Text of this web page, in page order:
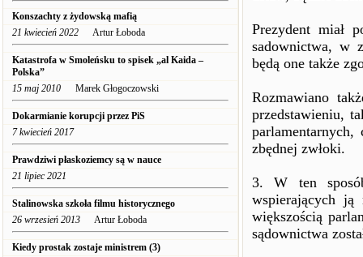
Konszachty z żydowską mafią
21 kwiecień 2022 Artur Łoboda
Katastrofa w Smoleńsku to spisek „al Kaida –
Polska”
15 maj 2010 Marek Głogoczowski
Dokarmianie korupcji przez PiS
7 kwiecień 2017
Prawdziwi płaskoziemcy są w nauce
21 lipiec 2021
Stalinowska szkoła filmu historycznego
26 wrzesień 2013 Artur Łoboda
Kiedy prostak zostaje ministrem (3)
Prezydent miał
sadownictwa, w
będą one także
Rozmawiano
przedstawieniu,
zbędnej zwłoki.
3. W ten
wspierających ją
większością
sądownictwa